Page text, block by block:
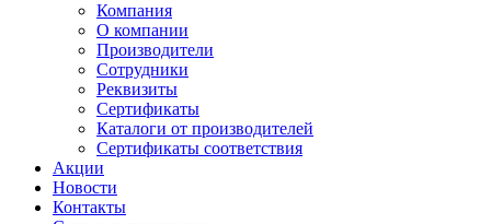
Компания
О компании
Производители
Сотрудники
Реквизиты
Сертификаты
Каталоги от производителей
Сертификаты соответствия
Акции
Новости
Контакты